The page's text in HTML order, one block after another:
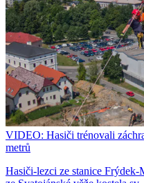
VIDEO: Hasiči trénovali
metrů
Hasiči-lezci ze stanice Frýdek-